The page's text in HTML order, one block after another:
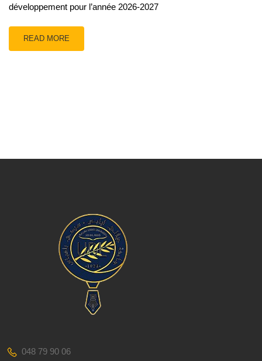
développement pour l’année 2026-2027
READ MORE
048 79 90 06